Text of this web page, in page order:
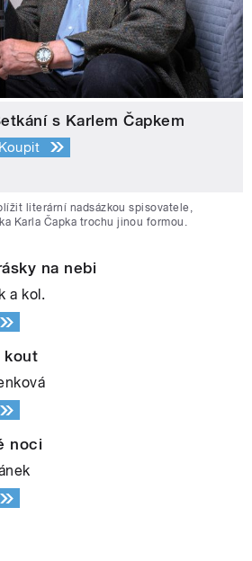
s Karlem Čapkem
Koupit
literární nadsázkou spisovatele,
Karla Čapka trochu jinou formou.
na nebi
a kol.
kout
noci